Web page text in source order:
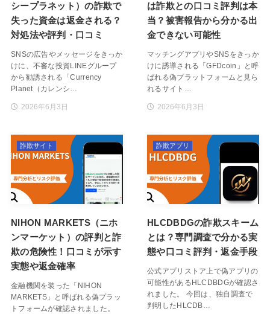
シープラネット）の詐欺で
失った資金は返金される？
対処法や評判・口コミ
SNSの広告やメッセージをきっか
けに、不審な投資LINEグループ
から勧誘される「Currency
Planet（カレンシ…
2026年6月3日
は詐欺との口コミ評判は本
当？被害報告から分かる出
金できない可能性
マッチングアプリやSNSをきっか
けに誘導される「GFDcoin」と呼
ばれる偽プラットフォームと見ら
れるサイト…
2026年6月3日
NIHON MARKETS（ニホ
ンマーケット）の評判と詐
欺の危険性！口コミが示す
実態や返金確率
金融機関を装った「NIHON
MARKETS」と呼ばれる偽プラッ
トフォームが確認されました。
詐欺サイト
HLCDBDGの詐欺スキーム
とは？専門調査で分かる実
態や口コミ評判・返金手段
公式アプリストア上で偽アプリの
可能性があるHLCDBDGが確認さ
れました。 今回は、独自調査で
判明したHLCDB…
詐欺アプリ